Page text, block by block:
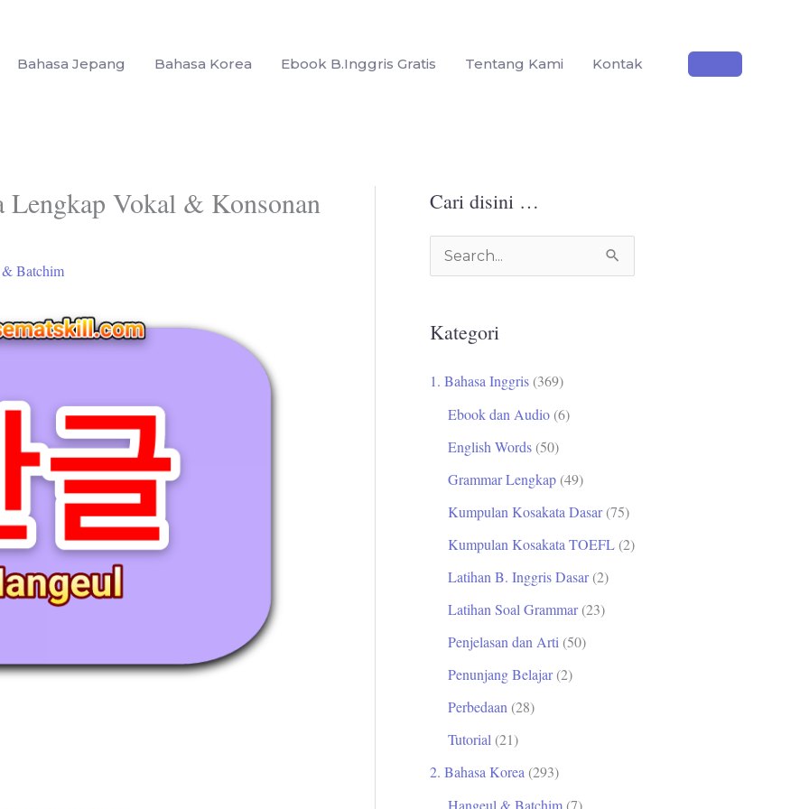
Bahasa Jepang Bahasa Korea Ebook B.Inggris Gratis Tentang Kami Kontak
Vokal & Konsonan
Batchim
Cari disini …
i
u
Kategori
1. Bahasa Inggris (369)
Ebook dan Audio (6)
English Words (50)
Grammar Lengkap (49)
Kumpulan Kosakata Dasar(75)
Kumpulan Kosakata TOEFL (2)
Latihan B. Inggris Dasar(2)
Latihan Soal Grammar(23)
Penjelasan dan Arti (50)
Penunjang Belajar(2)
Perbedaan (28)
Tutorial (21)
2. Bahasa Korea (293)
Hangeul & Batchim (7)